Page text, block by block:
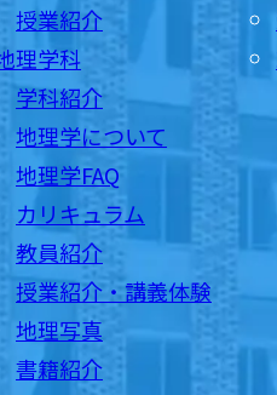
授業紹介
理学科
学科紹介
地理学について
地理学FAQ
カリキュラム
教員紹介
授業紹介・講義体験
地理写真
書籍紹介